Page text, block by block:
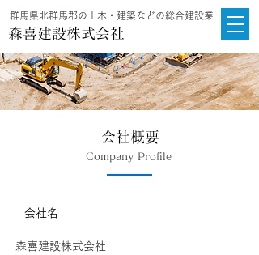
群馬県北群馬郡の土木・建築などの総合建設業
森喜建設株式会社
​会社概要
​Company Profile
会社名
森喜建設株式会社